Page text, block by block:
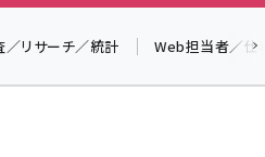
／リサーチ／統計 Web担当者／仕事